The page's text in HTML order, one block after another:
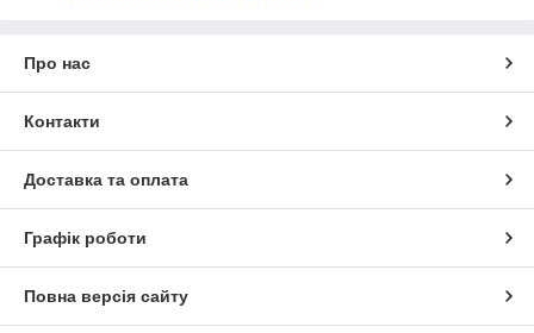
Про нас
Контакти
Доставка та оплата
Графік роботи
Повна версія сайту